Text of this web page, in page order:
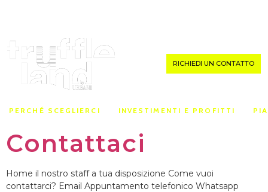
RICHIEDI UN CONTATTO
PERCHÉ SCEGLIERCI INVESTIMENTI E PROFITTI
Contattaci
Home il nostro staff a tua disposizione Come vuoi
contattarci? Email Appuntamento telefonico Whatsapp